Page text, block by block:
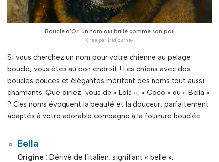
Boucle d’Or, un nom qui brille comme son poil
Si vous cherchez un nom pour votre chienne au pelage
bouclé, vous êtes au bon endroit ! Les chiens avec des
boucles douces et élégantes méritent des noms tout aussi
charmants. Que diriez-vous de « Lola », « Coco » ou « Bella »
? Ces noms évoquent la beauté et la douceur, parfaitement
adaptés à votre adorable compagne à la fourrure bouclée.
Bella
Origine : Dérivé de l’italien, signifiant « belle ».